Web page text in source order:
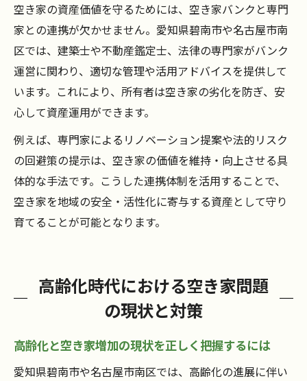
空き家の資産価値を守るためには、空き家バンクと専門
家との連携が欠かせません。愛知県碧南市や名古屋市南
区では、建築士や不動産鑑定士、法律の専門家がバンク
運営に関わり、適切な管理や活用アドバイスを提供して
います。これにより、所有者は空き家の劣化を防ぎ、安
心して資産運用ができます。
例えば、専門家によるリノベーション提案や法的リスク
の回避策の提示は、空き家の価値を維持・向上させる具
体的な手法です。こうした連携体制を活用することで、
空き家を地域の安全・活性化に寄与する資産として守り
育てることが可能となります。
高齢化時代における空き家問題
の現状と対策
高齢化と空き家増加の現状を正しく把握するには
愛知県碧南市や名古屋市南区では、高齢化の進展に伴い